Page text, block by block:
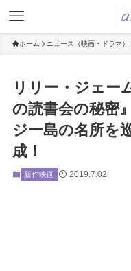
ホーム ニュース（映画・ドラマ）
リリー・ジェー
の読書会の秘密
ジー島の名所を
成！
新作映画 2019.7.02